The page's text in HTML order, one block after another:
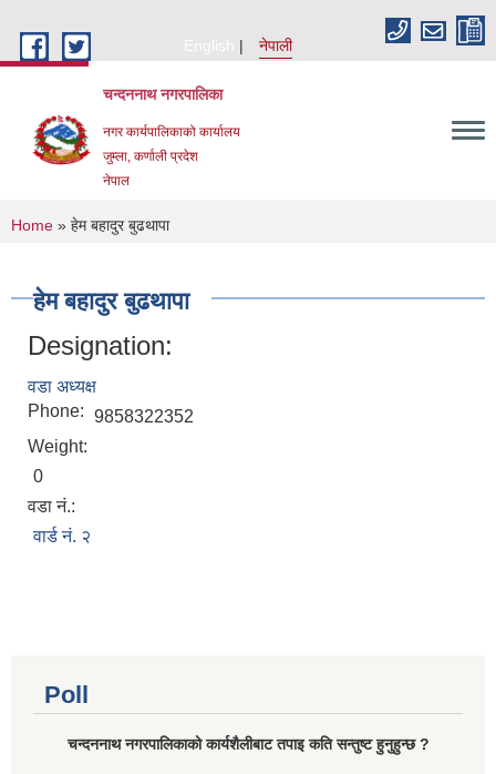
English
नेपाली
चन्दननाथ नगरपालिका
नगर कार्यपालिकाको कार्यालय
जुम्ला, कर्णाली प्रदेश
नेपाल
You are here
Home » हेम बहादुर बुढथापा
हेम बहादुर बुढथापा
Designation:
वडा अध्यक्ष
Phone: 9858322352
Weight:
0
वडा नं.:
वार्ड नं. २
Poll
चन्दननाथ नगरपालिकाको कार्यशैलीबाट तपाइ कति सन्तुष्ट हुनुहुन्छ ?